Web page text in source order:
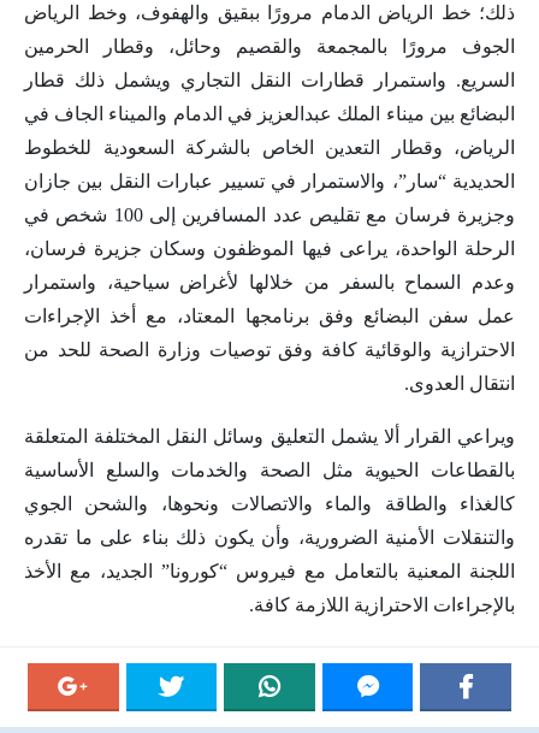
ذلك؛ خط الرياض الدمام مرورًا ببقيق والهفوف، وخط الرياض
الجوف مرورًا بالمجمعة والقصيم وحائل، وقطار الحرمين
السريع. واستمرار قطارات النقل التجاري ويشمل ذلك قطار
البضائع بين ميناء الملك عبدالعزيز في الدمام والميناء الجاف في
الرياض، وقطار التعدين الخاص بالشركة السعودية للخطوط
الحديدية “سار”، والاستمرار في تسيير عبارات النقل بين جازان
وجزيرة فرسان مع تقليص عدد المسافرين إلى 100 شخص في
الرحلة الواحدة، يراعى فيها الموظفون وسكان جزيرة فرسان،
وعدم السماح بالسفر من خلالها لأغراض سياحية، واستمرار
عمل سفن البضائع وفق برنامجها المعتاد، مع أخذ الإجراءات
الاحترازية والوقائية كافة وفق توصيات وزارة الصحة للحد من
انتقال العدوى.
ويراعي القرار ألا يشمل التعليق وسائل النقل المختلفة المتعلقة
بالقطاعات الحيوية مثل الصحة والخدمات والسلع الأساسية
كالغذاء والطاقة والماء والاتصالات ونحوها، والشحن الجوي
والتنقلات الأمنية الضرورية، وأن يكون ذلك بناء على ما تقدره
اللجنة المعنية بالتعامل مع فيروس “كورونا” الجديد، مع الأخذ
بالإجراءات الاحترازية اللازمة كافة.